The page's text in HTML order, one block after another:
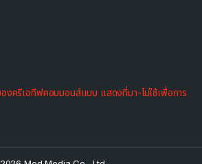
ครีเอทีฟคอมมอนส์แบบ แสดงที่มา-ไม่ใช้เพื่อการ